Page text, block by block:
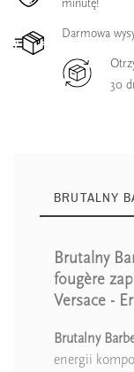
Darmowa
30
BRUTALNY
Brutalny
fougère
Versace -
Brutalny
energii